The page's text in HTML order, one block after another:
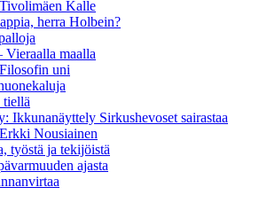
Kalle
herra Holbein?
Vieraalla maalla
uni
tiellä
Ikkunanäyttely Sirkushevoset sairastaa
Nousiainen
työstä ja tekijöistä
ajasta